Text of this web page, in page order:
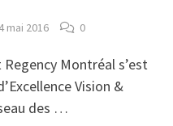
mai 2016 0
Montréal s’est
Vision &
des …